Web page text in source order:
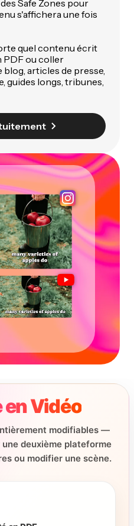
Safe Zones pour
s'affichera une fois
quel contenu écrit
PDF ou coller
articles de presse,
guides longs, tribunes,